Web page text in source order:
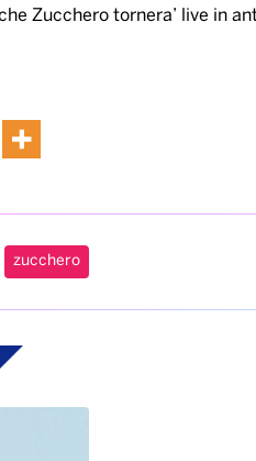
Zucchero tornera’ live in
zucchero